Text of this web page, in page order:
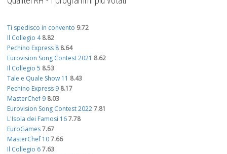
Ti spedisco in convento 9.72
Il Collegio 4 8.82
Pechino Express 8 8.64
Eurovision Song Contest 2021 8.62
Il Collegio 5 8.53
Tale e Quale Show 11 8.43
Pechino Express 9 8.17
MasterChef 9 8.03
Eurovision Song Contest 20227.81
L'Isola dei Famosi 167.78
EuroGames7.67
MasterChef 107.66
Il Collegio 67.63